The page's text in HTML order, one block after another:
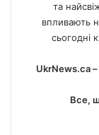
та
впливають
сьогодні
UkrNews.ca
Все,